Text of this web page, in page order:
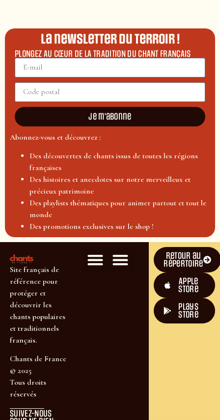
La newsletter du terroir !
PLONGEZ AU CŒUR DE LA TRADITION DU CHANT FRANÇAIS
Je m'abonne
Abonnez-vous et découvrez :
Des découvertes de chants issus de toutes les régions
françaises
Des histoires et anecdotes sur notre merveilleux et
précieux patrimoine
Des playlists thématiques pour animer partout et tout le
monde
Des promotions exclusives sur le shop !
Site français de
référence pour
protéger et
découvrir les
chants populaires
et traditionnels
français.
Chants de France
© 2025
Tous droits
réservés
SUIVEZ-NOUS
Retour au
répertoire
Apple
Store
plays
store